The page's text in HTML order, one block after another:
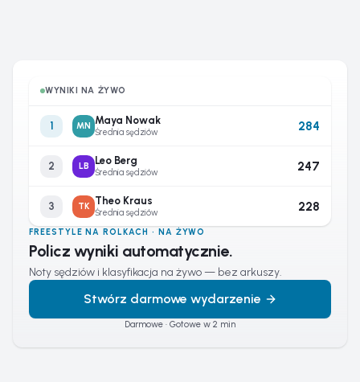
WYNIKI NA ŻYWO
1 MN Maya Nowak
Średnia sędziów 284
2 LB Leo Berg
Średnia sędziów 247
3 TK Theo Kraus
Średnia sędziów 228
FREESTYLE NA ROLKACH · NA ŻYWO
Policz wyniki automatycznie.
Noty sędziów i klasyfikacja na żywo — bez arkuszy.
Stwórz darmowe wydarzenie
Darmowe · Gotowe w 2 min